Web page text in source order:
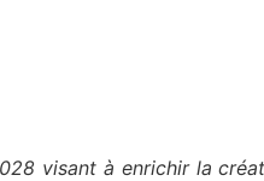
visant à enrichir la